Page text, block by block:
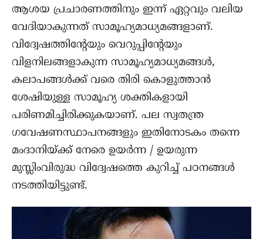
ആശയ പ്രചാരണത്തിനും ഇന്ന് ഏറ്റവും വലിയ
വേദിയാകുന്നത് സാമൂഹ്യമാധ്യമങ്ങളാണ്.
വിദ്വേഷത്തിന്റേയും വെറുപ്പിന്‍റേയും
വിളനിലങ്ങളാകുന്ന സാമൂഹ്യമാധ്യമങ്ങൾ,
കലാപങ്ങൾക്ക് വരെ തിരി കൊളുത്താൻ
ശേഷിയുള്ള സാമൂഹ്യ ശക്തികളായി
പരിണമിച്ചിരിക്കുകയാണ്. പല സ്വതന്ത്ര
ഗവേഷണസ്ഥാപനങ്ങളും ഇതിനോടകം തന്നെ
മംദാനിയ്ക്ക് നേരെ ഉയര്‍ന്ന / ഉയരുന്ന
മുസ്ലിംവിരുദ്ധ വിദ്വേഷത്തെ കുറിച്ച് പഠനങ്ങള്‍
നടത്തിയിട്ടുണ്ട്.